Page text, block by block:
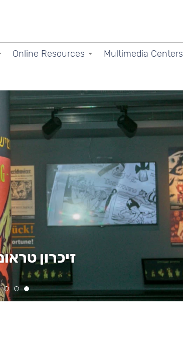
Online Resources Multimedia Centers
זיכרון